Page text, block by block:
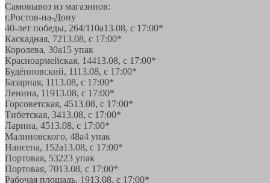
Самовывоз из магазинов:
г.Ростов-на-Дону
40-лет победы, 264/110а13.08, с 17:00*
Каскадная, 7213.08, с 17:00*
Королева, 30а15 упак
Красноармейская, 14413.08, с 17:00*
Будённовский, 1113.08, с 17:00*
Базарная, 1113.08, с 17:00*
Ленина, 11913.08, с 17:00*
Горсоветская, 4513.08, с 17:00*
Тибетская, 3413.08, с 17:00*
Ларина, 4513.08, с 17:00*
Малиновского, 48а4 упак
Нансена, 152а13.08, с 17:00*
Портовая, 53223 упак
Портовая, 7013.08, с 17:00*
Рабочая площадь, 1913.08, с 17:00*